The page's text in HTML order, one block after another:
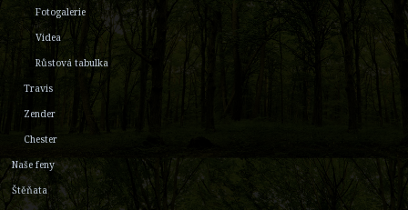
Fotogalerie
Videa
Růstová tabulka
Travis
Zender
Chester
Naše feny
Štěňata